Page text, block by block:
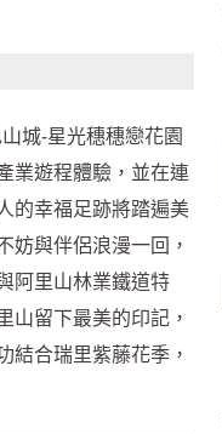
城-星光穗穗戀花園
業遊程體驗，並在連
的幸福足跡將踏遍美
妨與伴侶浪漫一回，
阿里山林業鐵道特
山留下最美的印記，
結合瑞里紫藤花季，